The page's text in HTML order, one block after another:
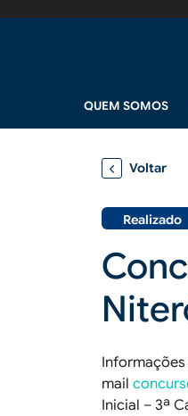
QUEM SOMOS
Voltar
Realizado
mail
Inicial – 3ª